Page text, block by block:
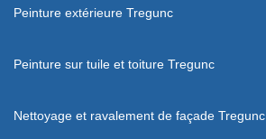
Peinture extérieure Tregunc
Peinture sur tuile et toiture Tregunc
Nettoyage et ravalement de façade Tregunc